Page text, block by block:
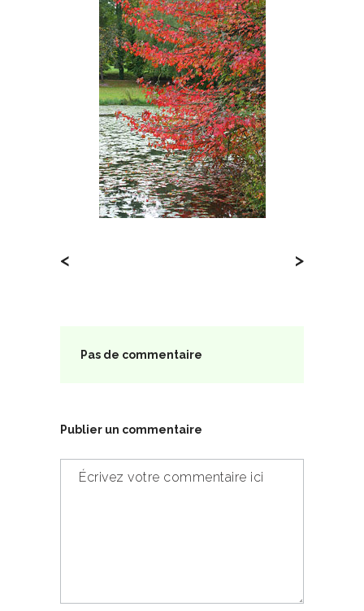
< >
Pas de commentaire
Publier un commentaire